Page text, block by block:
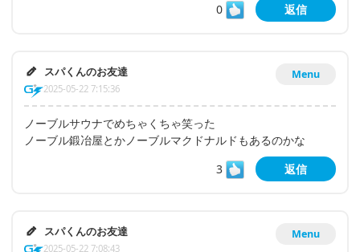
0
返信
Menu
スパくんのお友達
2025-05-22 7:15:36
ノーブルサウナでめちゃくちゃ笑った
ノーブル鍛冶屋とかノーブルマクドナルドもあるのかな
3
返信
Menu
スパくんのお友達
2025-05-22 7:08:43